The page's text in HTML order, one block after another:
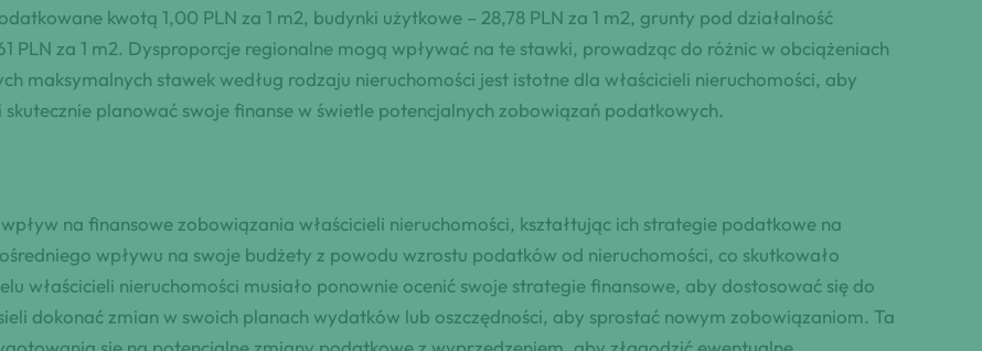
kwotą 1,00 PLN za 1 m2, budynki użytkowe – 28,78 PLN za 1 m2, grunty pod działalność
PLN za 1 m2. Dysproporcje regionalne mogą wpływać na te stawki, prowadząc do różnic w obciążeniach
maksymalnych stawek według rodzaju nieruchomości jest istotne dla właścicieli nieruchomości, aby
planować swoje finanse w świetle potencjalnych zobowiązań podatkowych.
na finansowe zobowiązania właścicieli nieruchomości, kształtując ich strategie podatkowe na
wpływu na swoje budżety z powodu wzrostu podatków od nieruchomości, co skutkowało
właścicieli nieruchomości musiało ponownie ocenić swoje strategie finansowe, aby dostosować się do
dokonać zmian w swoich planach wydatków lub oszczędności, aby sprostać nowym zobowiązaniom. Ta